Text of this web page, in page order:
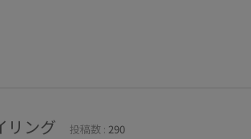
リング 投稿数 : 290